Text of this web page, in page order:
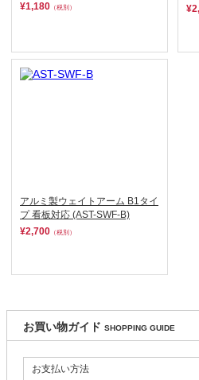
¥1,180 （税別）
アルミ製ウェイトアーム B1タイ
プ 看板対応 (AST-SWF-B)
¥2,700 （税別）
お買い物ガイド SHOPPING GUIDE
お支払い方法